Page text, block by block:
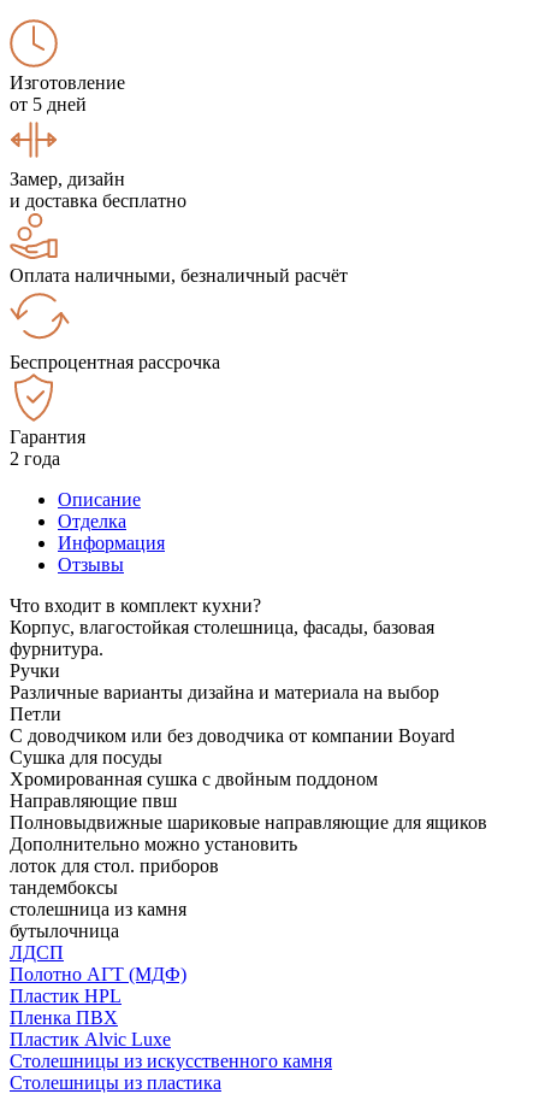
Изготовление
от 5 дней
Замер, дизайн
и доставка бесплатно
Оплата наличными, безналичный расчёт
Беспроцентная рассрочка
Гарантия
2 года
Описание
Отделка
Информация
Отзывы
Что входит в комплект кухни?
Корпус, влагостойкая столешница, фасады, базовая
фурнитура.
Ручки
Различные варианты дизайна и материала на выбор
Петли
С доводчиком или без доводчика от компании Boyard
Сушка для посуды
Хромированная сушка с двойным поддоном
Направляющие пвш
Полновыдвижные шариковые направляющие для ящиков
Дополнительно можно установить
лоток для стол. приборов
тандембоксы
столешница из камня
бутылочница
ЛДСП
Полотно АГТ (МДФ)
Пластик HPL
Пленка ПВХ
Пластик Alvic Luxe
Столешницы из искусственного камня
Столешницы из пластика